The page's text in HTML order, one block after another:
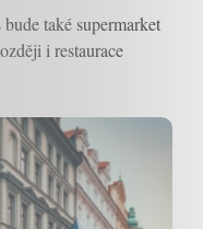
také supermarket
i restaurace